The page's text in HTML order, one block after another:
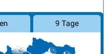
9 Tage